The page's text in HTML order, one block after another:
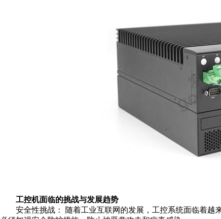
工控机面临的挑战与发展趋势
安全性挑战： 随着工业互联网的发展，工控系统面临着越